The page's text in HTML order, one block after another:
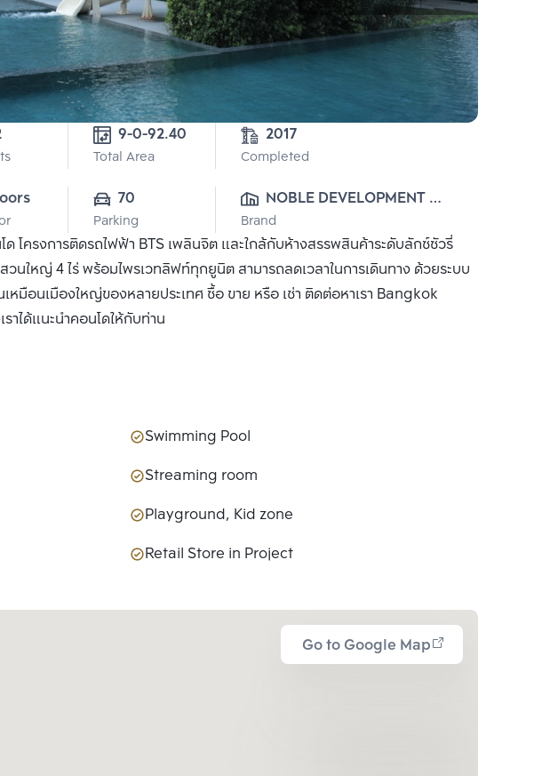
Total Area
2017
Completed
70
Parking
NOBLE DEVELOPMENT
PUBLIC CO., LTD.
Brand
โครงการติดรถไฟฟ้า BTS เพลินจิต และใกล้กับห้างสรรพสินค้าระดับลักซ์ซัวรี่
วนใหญ่ 4 ไร่ พร้อมไพรเวทลิฟท์ทุกยูนิต สามารถลดเวลาในการเดินทาง ด้วยระบบ
มือนเมืองใหญ่ของหลายประเทศ ซื้อ ขาย หรือ เช่า ติดต่อหาเรา Bangkok
ได้แนะนำคอนโดให้กับท่าน
Swimming Pool
Streaming room
Playground, Kid zone
Retail Store in Project
Go to Google Map